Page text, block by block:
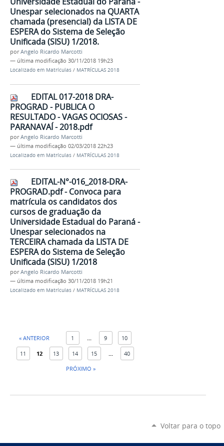
Unespar selecionados na QUARTA
chamada (presencial) da LISTA DE
ESPERA do Sistema de Seleção
Unificada (SISU) 1/2018.
porAngelo Ricardo Marcotti
— última modificação 30/11/2018 19h23
Localizado em Matrículas / MATRÍCULAS 2018
EDITAL 017-2018 DRA-
PROGRAD - PUBLICA O
RESULTADO - VAGAS OCIOSAS -
PARANAVAÍ - 2018.pdf
porAngelo Ricardo Marcotti
— última modificação 02/03/2018 22h23
Localizado em Matrículas / MATRÍCULAS 2018
EDITAL-N°-016_2018-DRA-
PROGRAD.pdf - Convoca para
matrícula os candidatos dos
cursos de graduação da
Universidade Estadual do Paraná -
Unespar selecionados na
TERCEIRA chamada da LISTA DE
ESPERA do Sistema de Seleção
Unificada (SISU) 1/2018
porAngelo Ricardo Marcotti
— última modificação 30/11/2018 19h21
Localizado em Matrículas / MATRÍCULAS 2018
« ANTERIOR 1 ... 9 10
11 12 13 14 15 ...
40
PRÓXIMO »
Voltar para o topo